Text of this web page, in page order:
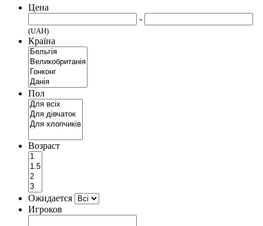
Цена
-
(UAH)
Країна
Пол
Возраст
Ожидается
Игроков